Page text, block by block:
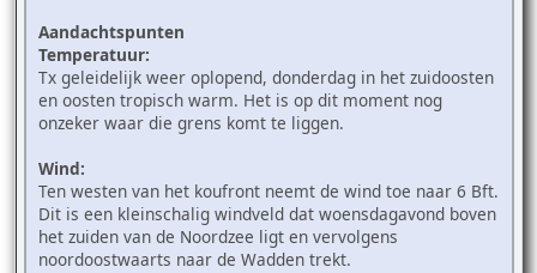
Aandachtspunten
Temperatuur:
Tx geleidelijk weer oplopend, donderdag in het zuidoosten
en oosten tropisch warm. Het is op dit moment nog
onzeker waar die grens komt te liggen.
Wind:
Ten westen van het koufront neemt de wind toe naar 6 Bft.
Dit is een kleinschalig windveld dat woensdagavond boven
het zuiden van de Noordzee ligt en vervolgens
noordoostwaarts naar de Wadden trekt.